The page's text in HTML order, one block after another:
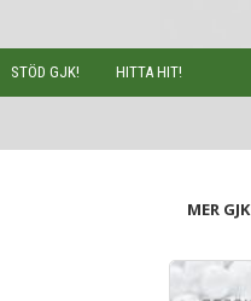
STÖD GJK! HITTA HIT!
MER GJK